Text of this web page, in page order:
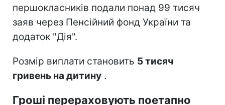
першокласників подали понад 99 тисяч
заяв через Пенсійний фонд України та
додаток "Дія".
Розмір виплати становить 5 тисяч
гривень на дитину .
Гроші перераховують поетапно